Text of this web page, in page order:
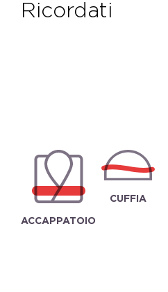
ricordati
ACCAPPATOIO
CUFFIA